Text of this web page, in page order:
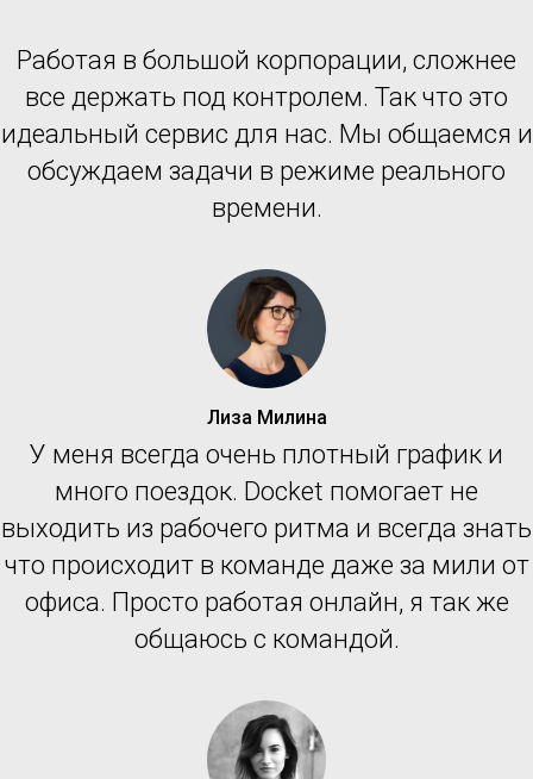
Работая в большой корпорации, сложнее
все держать под контролем. Так что это
идеальный сервис для нас. Мы общаемся и
обсуждаем задачи в режиме реального
времени.
Лиза Милина
У меня всегда очень плотный график и
много поездок. Docket помогает не
выходить из рабочего ритма и всегда знать
что происходит в команде даже за мили от
офиса. Просто работая онлайн, я так же
общаюсь с командой.